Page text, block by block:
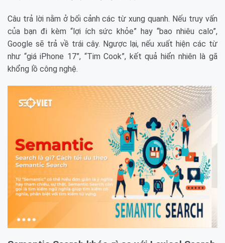
Câu trả lời nằm ở bối cảnh các từ xung quanh. Nếu truy vấn
của bạn đi kèm “lợi ích sức khỏe” hay “bao nhiêu calo”,
Google sẽ trả về trái cây. Ngược lại, nếu xuất hiện các từ
như “giá iPhone 17”, “Tim Cook”, kết quả hiển nhiên là gã
khổng lồ công nghệ.